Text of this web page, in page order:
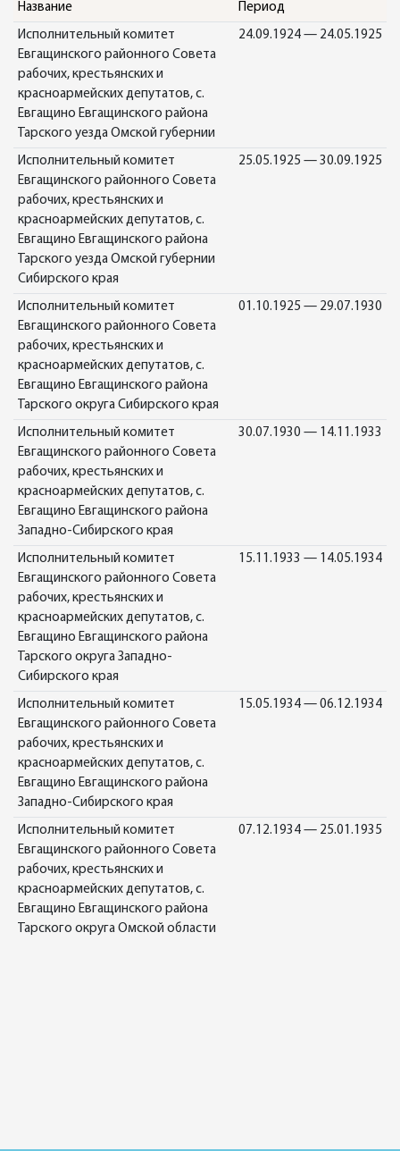
Название Период
Исполнительный комитет
Евгащинского районного Совета
рабочих, крестьянских и
красноармейских депутатов, с.
Евгащино Евгащинского района
Тарского уезда Омской губернии
24.09.1924 — 24.05.1925
Исполнительный комитет
Евгащинского районного Совета
рабочих, крестьянских и
красноармейских депутатов, с.
Евгащино Евгащинского района
Тарского уезда Омской губернии
Сибирского края
25.05.1925 — 30.09.1925
Исполнительный комитет
Евгащинского районного Совета
рабочих, крестьянских и
красноармейских депутатов, с.
Евгащино Евгащинского района
Тарского округа Сибирского края
01.10.1925 — 29.07.1930
Исполнительный комитет
Евгащинского районного Совета
рабочих, крестьянских и
красноармейских депутатов, с.
Евгащино Евгащинского района
Западно-Сибирского края
30.07.1930 — 14.11.1933
Исполнительный комитет
Евгащинского районного Совета
рабочих, крестьянских и
красноармейских депутатов, с.
Евгащино Евгащинского района
Тарского округа Западно-
Сибирского края
15.11.1933 — 14.05.1934
Исполнительный комитет
Евгащинского районного Совета
рабочих, крестьянских и
красноармейских депутатов, с.
Евгащино Евгащинского района
Западно-Сибирского края
15.05.1934 — 06.12.1934
Исполнительный комитет
Евгащинского районного Совета
рабочих, крестьянских и
красноармейских депутатов, с.
Евгащино Евгащинского района
Тарского округа Омской области
07.12.1934 — 25.01.1935